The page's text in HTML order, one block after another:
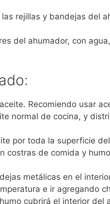
rejillas y bandejas del
del ahumador, con
Recomiendo usar
normal de cocina, y
por toda la superficie
costras de comida y
metálicas en el
e ir agregando
cubrirá el interior del